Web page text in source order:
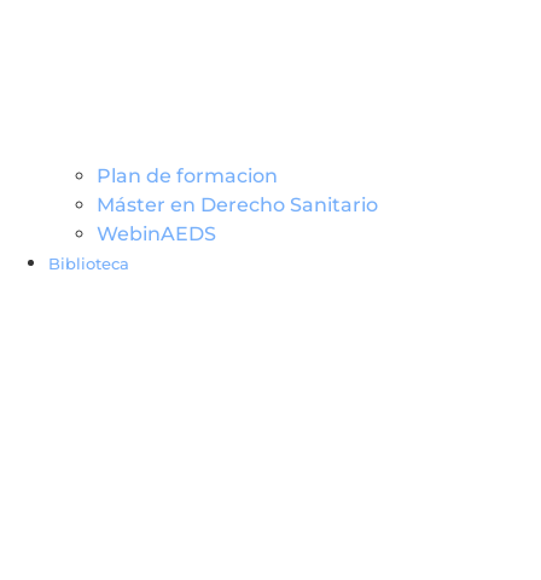
Plan de formacion
Máster en Derecho Sanitario
WebinAEDS
Biblioteca